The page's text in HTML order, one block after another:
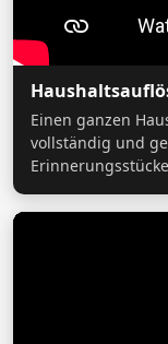
Einen ganzen
vollständig und